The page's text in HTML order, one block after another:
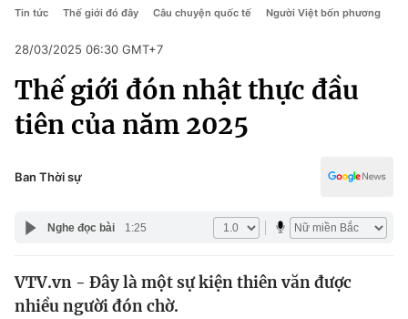
Chuyên mục
Chính trị
Pháp luật
Chính trị
Pháp luật
Kinh tế
Thể thao
Truyền hình
Y tế
Công nghệ
Tin tức Thế giới đó đây Câu chuyện quốc tế Người Việt bốn phương
28/03/2025 06:30 GMT+7
Thế giới đón nhật thực đầu
tiên của năm 2025
Ban Thời sự
Nghe đọc bài 1:25
VTV.vn - Đây là một sự kiện thiên văn được
nhiều người đón chờ.